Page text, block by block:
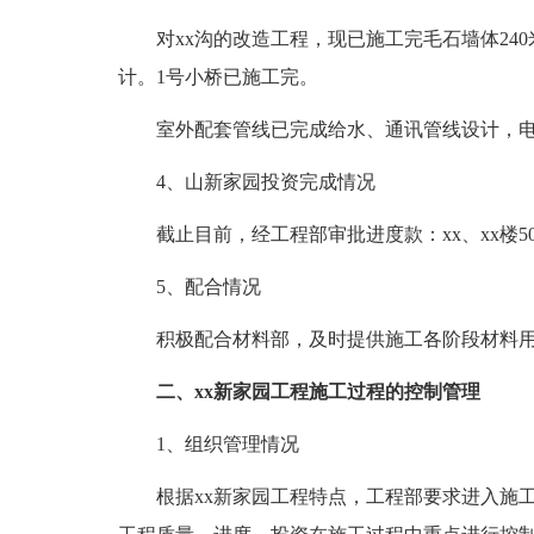
对xx沟的改造工程，现已施工完毛石墙体240
计。1号小桥已施工完。
室外配套管线已完成给水、通讯管线设计，
4、山新家园投资完成情况
截止目前，经工程部审批进度款：xx、xx楼50
5、配合情况
积极配合材料部，及时提供施工各阶段材料
二、xx新家园工程施工过程的控制管理
1、组织管理情况
根据xx新家园工程特点，工程部要求进入施